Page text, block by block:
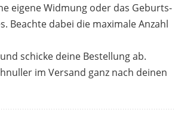
eigene Widmung oder das Geburts-
Beachte dabei die maximale Anzahl
schicke deine Bestellung ab.
im Versand ganz nach deinen